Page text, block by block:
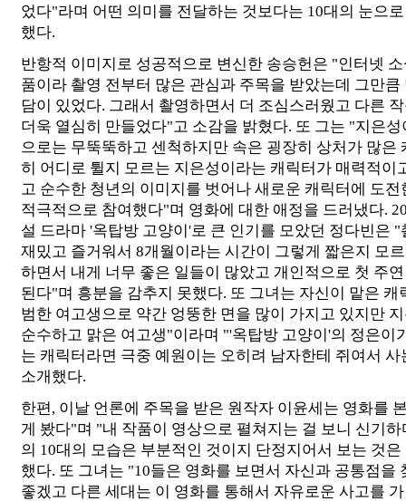
었다"라며 어떤 의미를 전달하는 것보다는 10대의 눈으
했다.
반항적 이미지로 성공적으로 변신한 송승헌은 "인터넷
품이라 촬영 전부터 많은 관심과 주목을 받았는데 그만큼
담이 있었다. 그래서 촬영하면서 더 조심스러웠고 다른
더욱 열심히 만들었다"고 소감을 밝혔다. 또 그는 "지은
으로는 무뚝뚝하고 센척하지만 속은 굉장히 상처가 많은
히 어디로 튈지 모르는 지은성이라는 캐릭터가 매력적이
고 순수한 청년의 이미지를 벗어나 새로운 캐릭터에 도
적극적으로 참여했다"며 영화에 대한 애정을 드러냈다.
설 드라마 '옥탑방 고양이'로 큰 인기를 모았던 정다빈은 "
재밌고 즐거워서 8개월이라는 시간이 그렇게 짧은지 모
하면서 내게 너무 좋은 일들이 많았고 개인적으로 첫 주
된다"며 흥분을 감추지 못했다. 또 그녀는 자신이 맡은 캐
범한 여고생으로 약간 엉뚱한 면을 많이 가지고 있지만
순수하고 맑은 여고생"이라며 "'옥탑방 고양이'의 정은이
는 캐릭터라면 극중 예원이는 오히려 남자한테 쥐여서
소개했다.
한편, 이날 언론에 주목을 받은 원작자 이윤세는 영화를
게 봤다"며 "내 작품이 영상으로 펼쳐지는 걸 보니 신기
의 10대의 모습은 부분적인 것이지 단정지어서 보는 것
했다. 또 그녀는 "10들은 영화를 보면서 자신과 공통점을
좋겠고 다른 세대는 이 영화를 통해서 자유로운 사고를